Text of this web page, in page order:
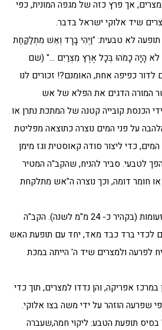
אך פרץ כזה של מגפה המונית, כפי
שיד אלוקי ישראל בדבר.
לא טבעית: "וַיְהִי בָרָד וְאֵשׁ מִתְלַקַּחַת
הָיָה כָמֹהוּ בְּכָל אֶרֶץ מִצְרַיִם …" (שם
כפיפה אחת, האומנם?! זכורים לנו
המורה הדגים את הפלא של אש
הכנסת קובייה קטנה של המתכת נתרן או
על פני המים נוצרה כתוצאה מפליטת
המים, כדי ליצור סודה קאוסטית וגז מימן
לטבעי. סביר להניח, שהקב"ה המטיר
חומר דומה, וכך נוצרה ה"אש מתלקחת
כמויות המשקעים במצרים זעומות (בקהיר כ- 24 מ"מ לשנה). הקב"ה
לכדי ברד כבד מאד, יחד עם תופעת האש
לפרעה ולמצרים שיד ה' הייתה במכת
אפריקה, והן נדדו למצרים, תוך כדי
שפרעה הוזהר על ידי משה בצו אלוקי.
בסיס תופעת הטבע: ליקוי חמה,שעברה